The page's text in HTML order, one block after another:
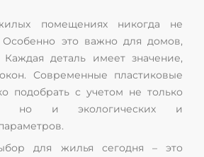
помещениях никогда не
это важно для домов,
деталь имеет значение,
Современные пластиковые
подобрать с учетом не только
но и экологических и
для жилья сегодня – это